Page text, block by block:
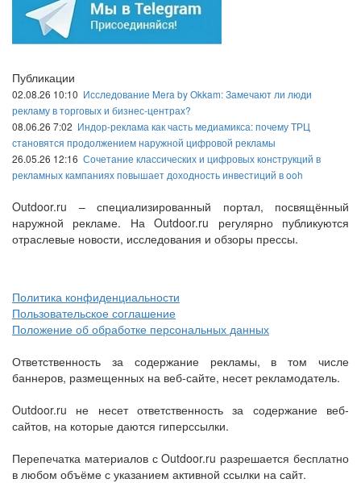
Публикации
02.08.26 10:10 Исследование Mera by Okkam: Замечают ли люди
рекламу в торговых и бизнес-центрах?
08.06.26 7:02 Индор-реклама как часть медиамикса: почему ТРЦ
становятся продолжением наружной цифровой рекламы
26.05.26 12:16 Сочетание классических и цифровых конструкций в
рекламных кампаниях повышает доходность инвестиций в ooh
Outdoor.ru – специализированный портал, посвящённый
наружной рекламе. На Outdoor.ru регулярно публикуются
отраслевые новости, исследования и обзоры прессы.
Политика конфиденциальности
Пользовательское соглашение
Положение об обработке персональных данных
Ответственность за содержание рекламы, в том числе
баннеров, размещенных на веб-сайте, несет рекламодатель.
Outdoor.ru не несет ответственность за содержание веб-
сайтов, на которые даются гиперссылки.
Перепечатка материалов с Outdoor.ru разрешается бесплатно
в любом объёме с указанием активной ссылки на сайт.